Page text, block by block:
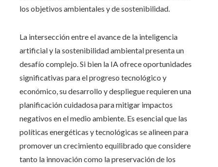
los objetivos ambientales y de sostenibilidad.
La intersección entre el avance de la inteligencia
artificial y la sostenibilidad ambiental presenta un
desafío complejo. Si bien la IA ofrece oportunidades
significativas para el progreso tecnológico y
económico, su desarrollo y despliegue requieren una
planificación cuidadosa para mitigar impactos
negativos en el medio ambiente. Es esencial que las
políticas energéticas y tecnológicas se alineen para
promover un crecimiento equilibrado que considere
tanto la innovación como la preservación de los